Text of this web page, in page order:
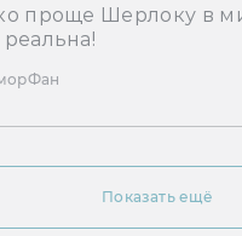
проще Шерлоку в
Фан
Показать ещё